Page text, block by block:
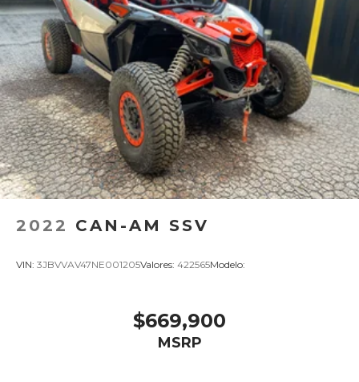
2022 CAN-AM SSV
VIN: 3JBVVAV47NE001205Valores: 422565Modelo:
$669,900
MSRP